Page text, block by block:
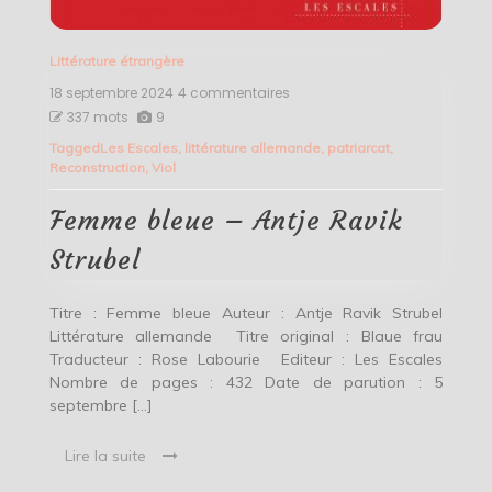
Littérature étrangère
18 septembre 2024 4 commentaires
–
Strubel
337 mots 9
TaggedLes Escales littérature allemande, patriarcat,
Reconstruction, Viol
Femme bleue – Antje Ravik
Strubel
Titre : Femme bleue Auteur : Antje Ravik Strubel
Littérature allemande Titre original : Blaue frau
Traducteur : Rose Labourie Editeur : Les Escales
Nombre de pages : 432 Date de parution : 5
septembre […]
Lire la suite